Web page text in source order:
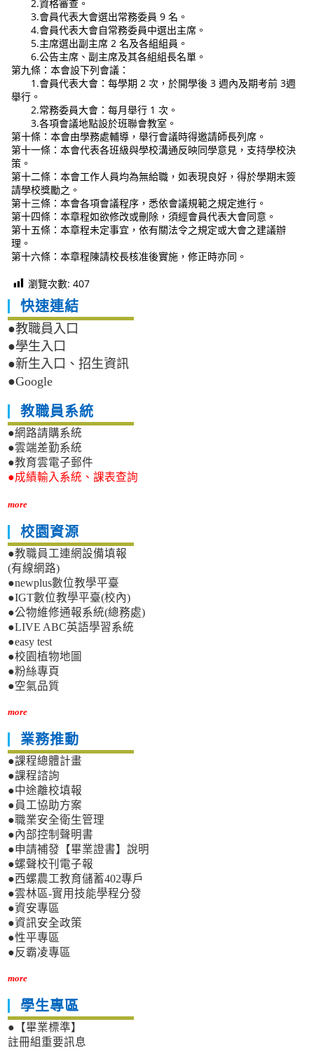
2.資格審查。
3.會員代表大會選出常務委員 9 名。
4.會員代表大會自常務委員中選出主席。
5.主席選出副主席 2 名及各組組員。
6.公告主席、副主席及其各組組長名單。
第九條：本會設下列會議：
1.會員代表大會：每學期 2 次，於開學後 3 週內及期考前 3週
舉行。
2.常務委員大會：每月舉行 1 次。
3.各項會議地點設於班聯會教室。
第十條：本會由學務處輔導，舉行會議時得邀請師長列席。
第十一條：本會代表各班級與學校溝通反映同學意見，支持學校決
策。
第十二條：本會工作人員均為無給職，如表現良好，得於學期末簽
請學校獎勵之。
第十三條：本會各項會議程序，悉依會議規範之規定進行。
第十四條：本章程如欲修改或刪除，須經會員代表大會同意。
第十五條：本章程未定事宜，依有關法令之規定或大會之建議辦
理。
第十六條：本章程陳請校長核准後實施，修正時亦同。
瀏覽次數: 407
快速連結
●教職員入口
●學生入口
●新生入口、招生資訊
●Google
教職員系統
●網路請購系統
●雲端差勤系統
●教育雲電子郵件
●成績輸入系統、課表查詢
more
校園資源
●教職員工連網設備填報
(有線網路)
●newplus數位教學平臺
●IGT數位教學平臺(校內)
●公物維修通報系統(總務處)
●LIVE ABC英語學習系統
●easy test
●校園植物地圖
●粉絲專頁
●空氣品質
more
業務推動
●課程總體計畫
●課程諮詢
●中途離校填報
●員工協助方案
●職業安全衛生管理
●內部控制聲明書
●申請補發【畢業證書】說明
●螺聲校刊電子報
●西螺農工教育儲蓄402專戶
●雲林區-實用技能學程分發
●資安專區
●資訊安全政策
●性平專區
●反霸凌專區
more
學生專區
●【畢業標準】
註冊組重要訊息